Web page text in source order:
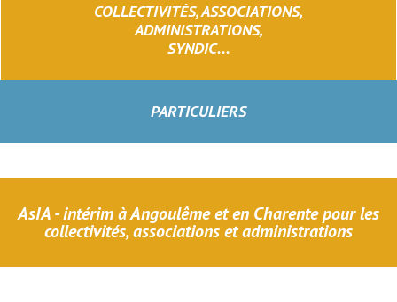
COLLECTIVITÉS, ASSOCIATIONS,
ADMINISTRATIONS,
SYNDIC...
PARTICULIERS
AsIA - intérim à Angoulême et en Charente pour les
collectivités, associations et administrations